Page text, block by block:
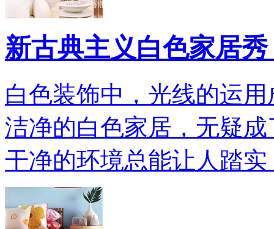
新古典主义白色家居
白色装饰中，光线的运
洁净的白色家居，无疑
干净的环境总能让人踏